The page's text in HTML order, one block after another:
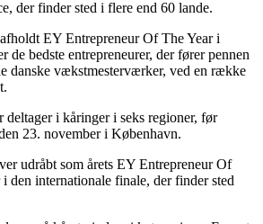
der finder sted i flere end 60 lande.
EY Entrepreneur Of The Year i
bedste entrepreneurer, der fører pennen
danske vækstmesterværker, ved en række
deltager i kåringer i seks regioner, før
23. november i København.
udråbt som årets EY Entrepreneur Of
den internationale finale, der finder sted